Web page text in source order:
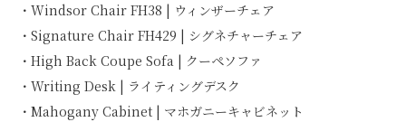
・Windsor Chair FH38 | ウィンザーチェア
・Signature Chair FH429 | シグネチャーチェア
・High Back Coupe Sofa | クーペソファ
・Writing Desk | ライティングデスク
・Mahogany Cabinet | マホガニーキャビネット